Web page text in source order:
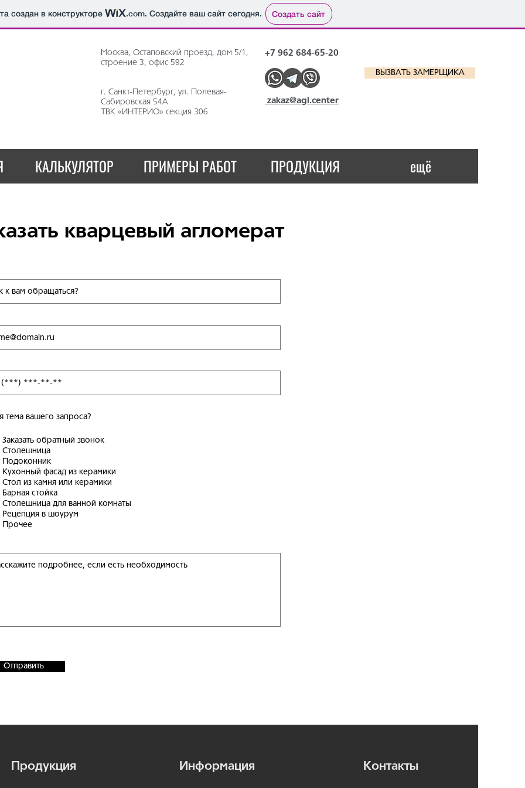
создан в конструкторе .com. Создайте ваш сайт сегодня. Создать сайт
Москва, Остаповский проезд, дом 5/1,
строение 3, офис 592
г. Санкт-Петербург, ул. Полевая-
Сабировская 54А
ТВК «ИНТЕРИО» секция 306
+7 962 684-65-20
ВЫЗВАТЬ ЗАМЕРЩИКА
zakaz@agl.center
КАЛЬКУЛЯТОР ПРИМЕРЫ РАБОТ ПРОДУКЦИЯ ещё
кварцевый агломерат
тема вашего запроса?
Заказать обратный звонок
Столешница
Подоконник
Кухонный фасад из керамики
Стол из камня или керамики
Барная стойка
Столешница для ванной комнаты
Рецепция в шоурум
Прочее
Отправить
Продукция Информация Контакты